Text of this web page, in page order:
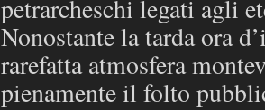
petrarcheschi legati agli
Nonostante la tarda ora
rarefatta atmosfera
pienamente il folto